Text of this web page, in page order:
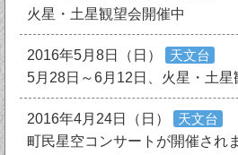
火星・土星観望会開催中
2016年5月8日（日）
天文台
5月28日～6月12日、火星・土星
2016年4月24日（日）
天文台
町民星空コンサートが開催され